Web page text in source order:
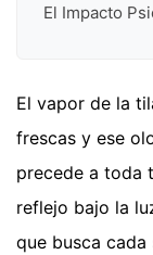
El Impacto
El vapor de la
frescas y ese
precede a toda
reflejo bajo la
que busca